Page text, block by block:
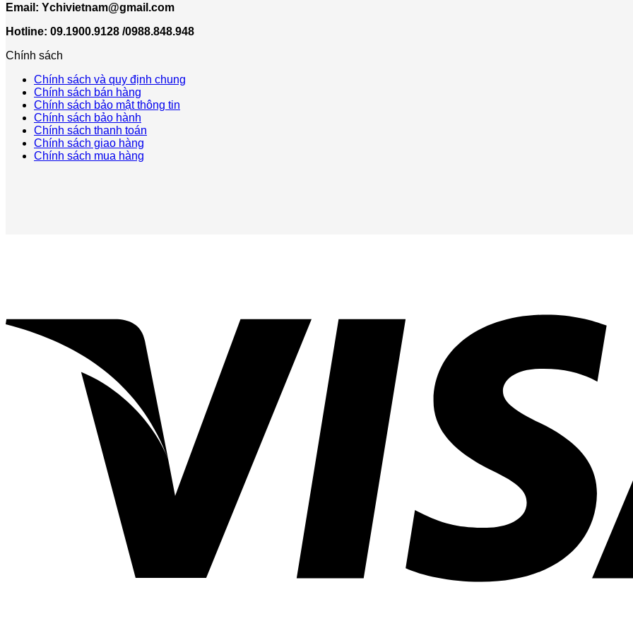
Email: Ychivietnam@gmail.com
Hotline: 09.1900.9128 /0988.848.948
Chính sách
Chính sách và quy định chung
Chính sách bán hàng
Chính sách bảo mật thông tin
Chính sách bảo hành
Chính sách thanh toán
Chính sách giao hàng
Chính sách mua hàng